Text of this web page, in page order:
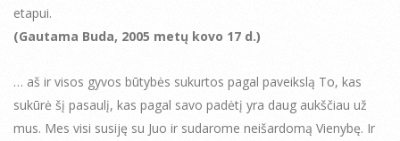
etapui.
(Gautama Buda, 2005 metų kovo 17 d.)
… aš ir visos gyvos būtybės sukurtos pagal paveikslą To, kas
sukūrė šį pasaulį, kas pagal savo padėtį yra daug aukščiau už
mus. Mes visi susiję su Juo ir sudarome neišardomą Vienybę. Ir